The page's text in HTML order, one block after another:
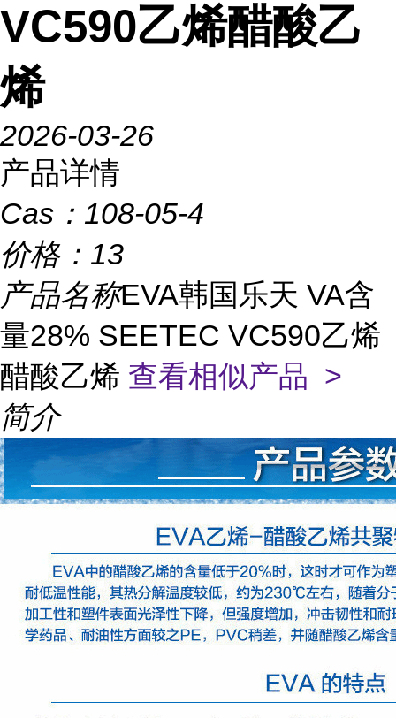
VC590乙烯醋酸乙
烯
2026-03-26
产品详情
Cas： 108-05-4
价格： 13
产品名称EVA韩国乐天 VA含
量28% SEETEC VC590乙烯
醋酸乙烯 查看相似产品 >
简介